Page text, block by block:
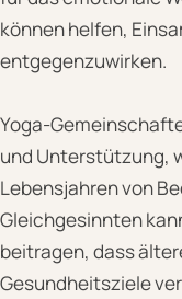
können helfen,
entgegenzuwirken.
Yoga-
und Unterstützung,
Lebensjahren von
Gleichgesinnten
beitragen, dass
Gesundheitsziele